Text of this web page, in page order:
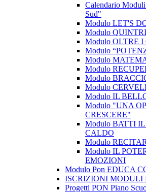
Calendario
Sud"
Modulo LET'S
Modulo
Modulo OLTRE
Modulo
Modulo
Modulo
Modulo
Modulo
Modulo IL
Modulo "UNA
CRESCERE"
Modulo BATTI
CALDO
Modulo
Modulo IL
EMOZIONI
Modulo Pon EDUCA
ISCRIZIONI MODULI
Progetti PON Piano